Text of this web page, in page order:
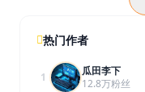
热门作者
1
瓜田李下
12.8万粉丝